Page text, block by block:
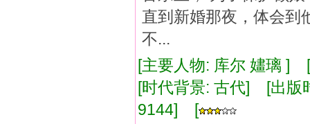
直到新婚那夜，体会到
不...
[主要人物: 库尔 嫿璃 ]
[时代背景: 古代] [出
9144] [